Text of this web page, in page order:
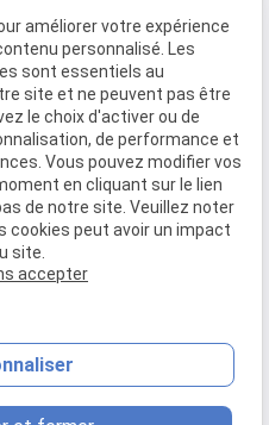
phone
améliorer votre expérience
personnalisé. Les
sont essentiels au
site et ne peuvent pas être
le choix d'activer ou de
de performance et
Vous pouvez modifier vos
en cliquant sur le lien
de notre site. Veuillez noter
cookies peut avoir un impact
site.
accepter